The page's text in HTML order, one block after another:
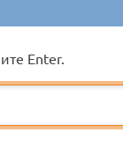
Enter.